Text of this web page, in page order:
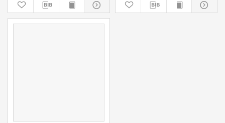
1775 [...] Wydany.